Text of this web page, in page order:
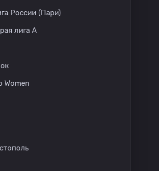
России (Пари)
лига А
Women